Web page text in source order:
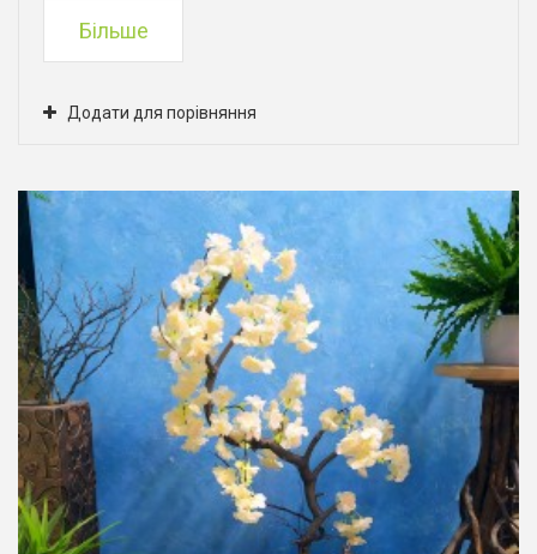
Більше
Додати для порівняння